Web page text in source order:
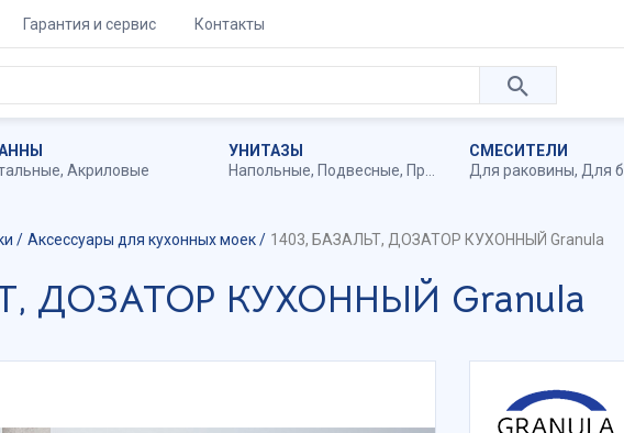
Гарантия и сервис Контакты
, Акриловые
УНИТАЗЫ
Напольные, Подвесные, Приставные
СМЕСИТЕЛИ
Для раковины, Для
Аксессуары для кухонных моек 1403, БАЗАЛЬТ, ДОЗАТОР КУХОННЫЙ Granula
ДОЗАТОР КУХОННЫЙ Granula